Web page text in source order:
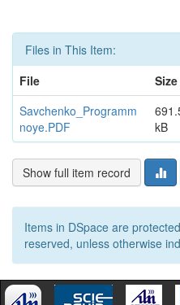
Files in This Item:
File
Size
Savchenko_Programm
noye.PDF
kB
Show full item record
Items in DSpace are
reserved, unless otherwise